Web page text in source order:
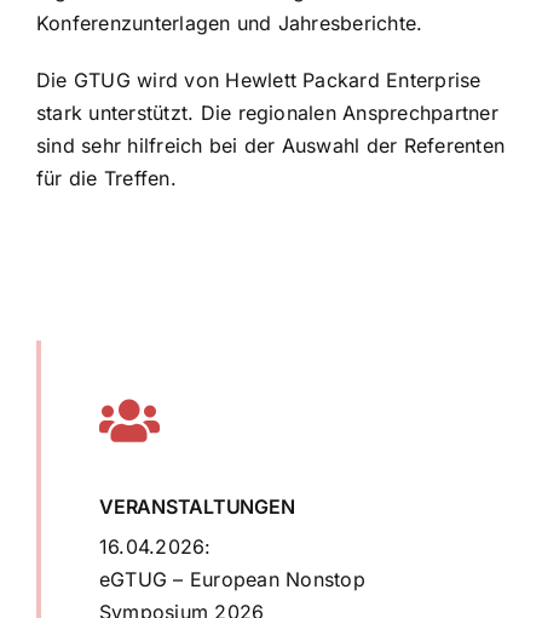
Konferenzunterlagen und Jahresberichte.
Die GTUG wird von Hewlett Packard Enterprise
stark unterstützt. Die regionalen Ansprechpartner
sind sehr hilfreich bei der Auswahl der Referenten
für die Treffen.
VERANSTALTUNGEN
16.04.2026:
eGTUG – European Nonstop
Symposium 2026